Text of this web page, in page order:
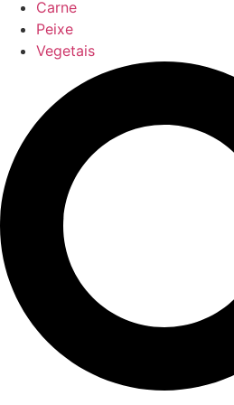
Carne
Peixe
Vegetais